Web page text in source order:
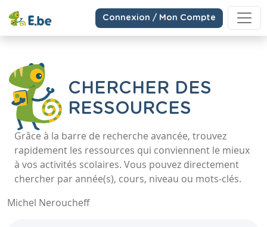
Connexion / Mon Compte
CHERCHER DES
RESSOURCES
Grâce à la barre de recherche avancée, trouvez
rapidement les ressources qui conviennent le mieux
à vos activités scolaires. Vous pouvez directement
chercher par année(s), cours, niveau ou mots-clés.
Michel Neroucheff